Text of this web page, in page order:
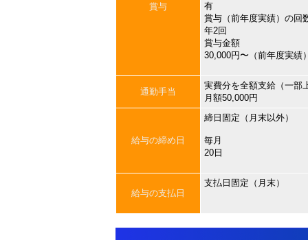
賞与
有
賞与（前年度実績）の回
年2回
賞与金額
30,000円〜（前年度実績）
通勤手当
実費分を全額支給（一部
月額50,000円
給与の締め日
締日固定（月末以外）
毎月
20日
給与の支払日
支払日固定（月末）